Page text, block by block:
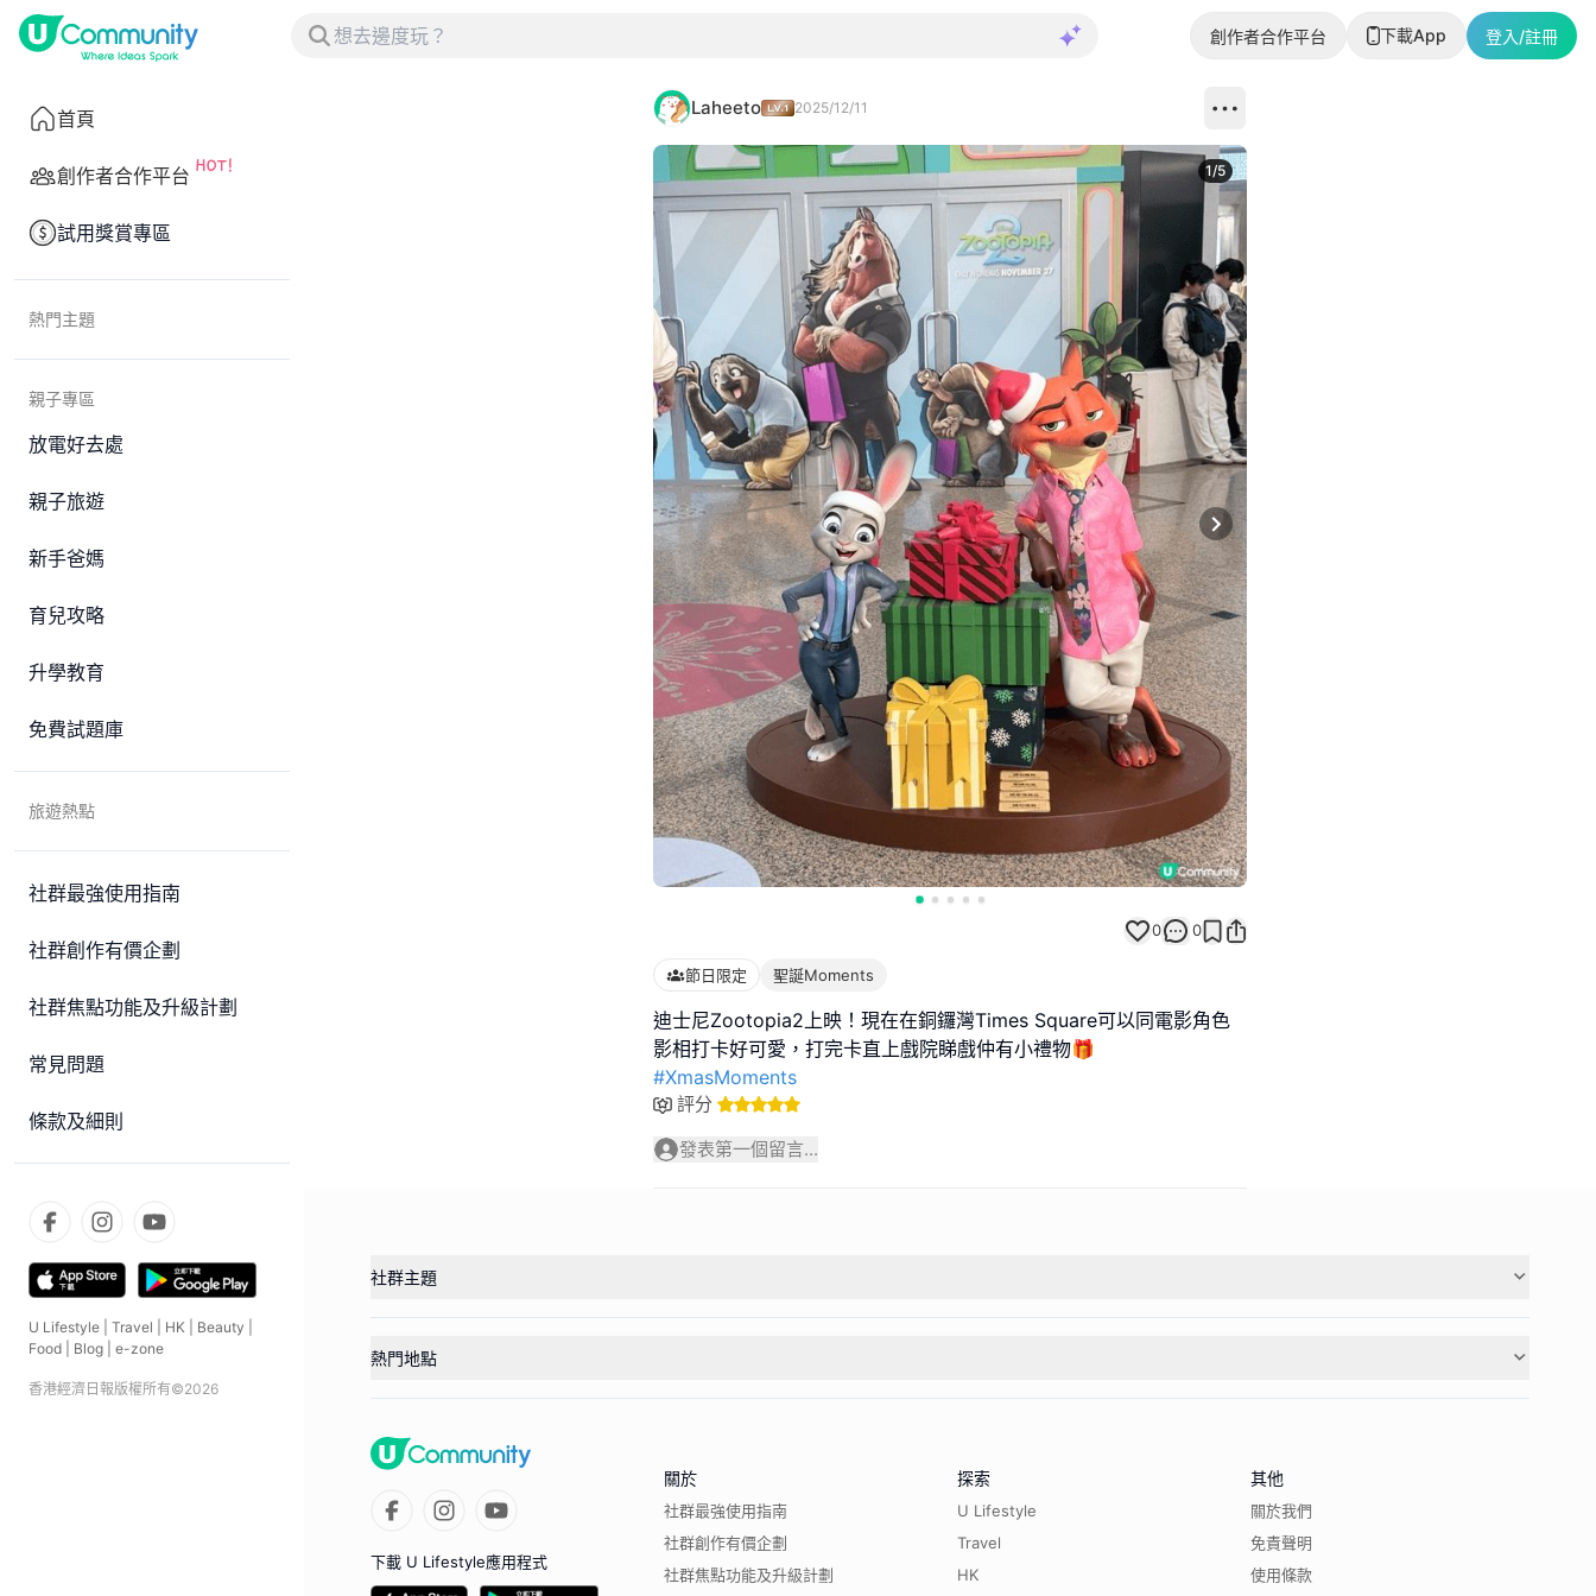
創作者合作平台 下載App 登入/註冊
首頁
創作者合作平台
試用獎賞專區
熱門主題
親子專區
放電好去處
親子旅遊
新手爸媽
育兒攻略
升學教育
免費試題庫
旅遊熱點
社群最強使用指南
社群創作有價企劃
社群焦點功能及升級計劃
常見問題
條款及細則
U Lifestyle Travel HK Beauty
Food
Blog e-zone
香港經濟日報版權所有©2026
Laheeto 2025/12/11
Next slide
1/5
0 0
節日限定 聖誕Moments
迪士尼Zootopia2上映！現在在銅鑼灣Times Square可以同電影角色
#XmasMoments
評分
發表第一個留言...
社群主題
熱門地點
下載 U Lifestyle應用程式
關於
社群最強使用指南
社群創作有價企劃
社群焦點功能及升級計劃
探索
U Lifestyle
Travel
HK
其他
關於我們
免責聲明
使用條款